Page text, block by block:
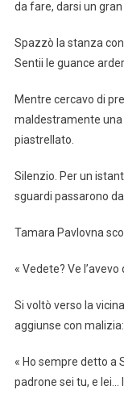
da fare, darsi un
Spazzò la stanza
Sentii le guance
Mentre cercavo di
maldestramente
piastrellato.
Silenzio. Per un
sguardi passarono
Tamara Pavlovna
« Vedete? Ve
Si voltò verso la
aggiunse con malizia:
« Ho sempre detto a
padrone sei tu, e lei…